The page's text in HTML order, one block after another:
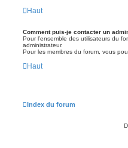
Haut
Comment puis-je contacter un
Pour l’ensemble des utilisateurs du
administrateur.
Pour les membres du forum, vous
Haut
Index du forum